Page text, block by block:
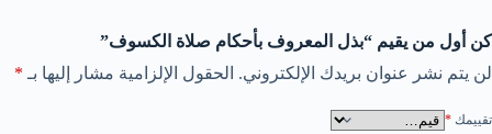
كن أول من يقيم “بذل المعروف بأحكام صلاة الكسوف”
لن يتم نشر عنوان بريدك الإلكتروني. الحقول الإلزامية مشار إليها بـ *
تقييمك *